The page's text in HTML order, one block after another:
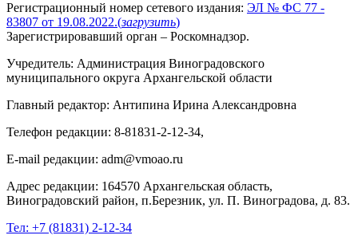
Регистрационный номер сетевого издания: ЭЛ № ФС 77 -
83807 от 19.08.2022.(загрузить)
Зарегистрировавший орган – Роскомнадзор.
Учредитель: Администрация Виноградовского
муниципального округа Архангельской области
Главный редактор: Антипина Ирина Александровна
Телефон редакции: 8-81831-2-12-34,
E-mail редакции: adm@vmoao.ru
Адрес редакции: 164570 Архангельская область,
Виноградовский район, п.Березник, ул. П. Виноградова, д. 83.
Тел: +7 (81831) 2-12-34